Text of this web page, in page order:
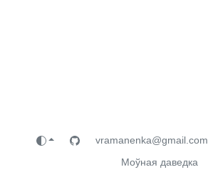
vramanenka@gmail.com
Моўная даведка